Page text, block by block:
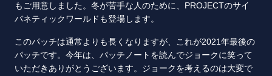
もご用意しました。冬が苦手な人のために、PROJECTのサイ
バネティックワールドも登場します。
このパッチは通常よりも長くなりますが、これが2021年最後の
パッチです。今年は、パッチノートを読んでジョークに笑って
いただきありがとうございます。ジョークを考えるのは大変で